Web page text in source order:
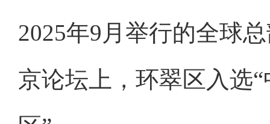
2025年9月举行的全球
京论坛上，环翠区入选